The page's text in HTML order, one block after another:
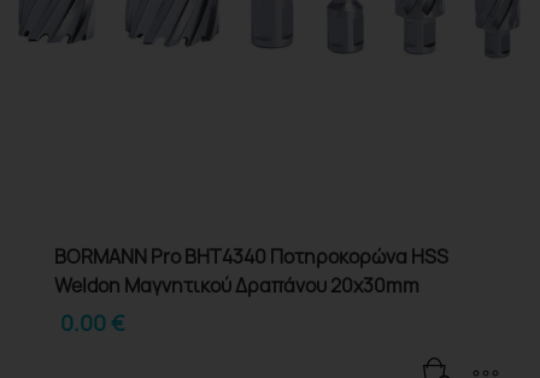
BORMANN Pro BHT4340 Ποτηροκορώνα HSS
Weldon Μαγνητικού Δραπάνου 20x30mm
0.00€